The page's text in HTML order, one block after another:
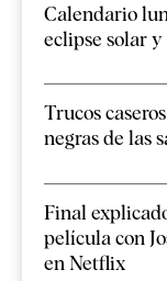
Calendario
eclipse solar y
Trucos
negras de las
Final
película con
en Netflix